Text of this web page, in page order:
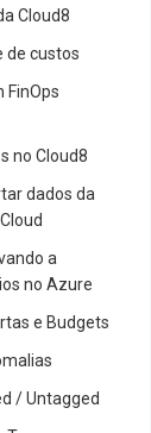
Cloud8
de custos
FinOps
no Cloud8
dados da
a
no Azure
e Budgets
/ Untagged